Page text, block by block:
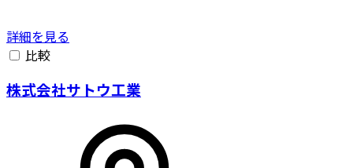
詳細を見る
比較
株式会社サトウ工業